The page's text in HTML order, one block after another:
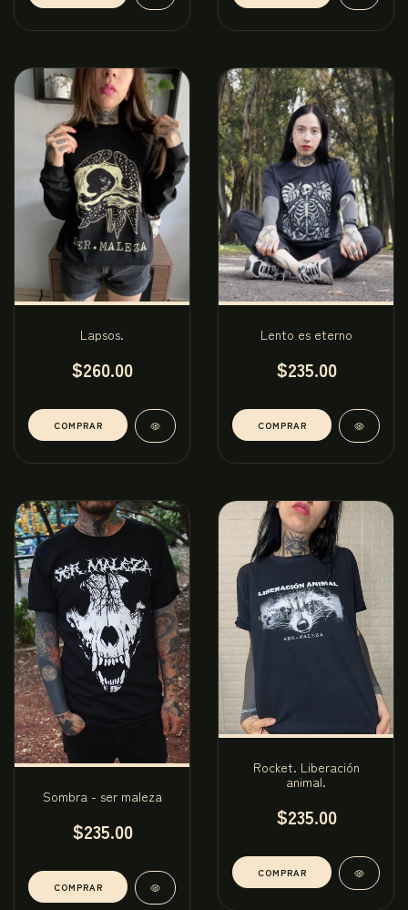
Lapsos.
$260.00
COMPRAR
Lento es eterno
$235.00
COMPRAR
Sombra - ser maleza
$235.00
COMPRAR
Rocket. Liberación
animal.
$235.00
COMPRAR